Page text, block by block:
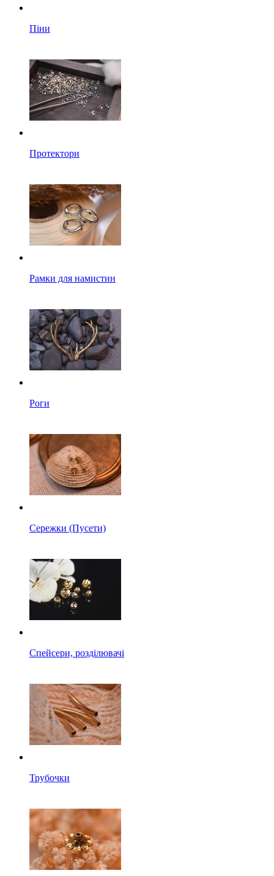
Піни
Протектори
Рамки для намистин
Роги
Сережки (Пусети)
Спейсери, розділювачі
Трубочки